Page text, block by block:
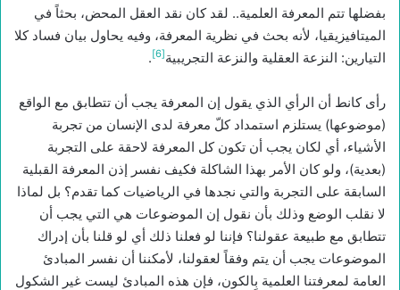
بفضلها تتم المعرفة العلمية.. لقد كان نقد العقل المحض، بحثاً في
الميتافيزيقيا، لأنه بحث في نظرية المعرفة، وفيه يحاول بيان فساد كلا
التيارين: النزعة العقلية والنزعة التجريبية[6]
.
رأى كانط أن الرأي الذي يقول إن المعرفة يجب أن تتطابق مع الواقع
(موضوعها) يستلزم استمداد كلّ معرفة لدى الإنسان من تجربة
الأشياء، أي لكان يجب أن تكون كل المعرفة لاحقة على التجربة
(بعدية)، ولو كان الأمر بهذا الشاكلة فكيف نفسر إذن المعرفة القبلية
السابقة على التجربة والتي نجدها في الرياضيات كما تقدم؟ بل لماذا
لا نقلب الوضع وذلك بأن نقول إن الموضوعات هي التي يجب أن
تتطابق مع طبيعة عقولنا؟ فإننا لو فعلنا ذلك أي لو قلنا بأن إدراك
الموضوعات يجب أن يتم وفقاً لعقولنا، لأمكننا أن نفسر المبادئ
العامة لمعرفتنا العلمية بِالكون، فإن هذه المبادئ ليست غير الشكول